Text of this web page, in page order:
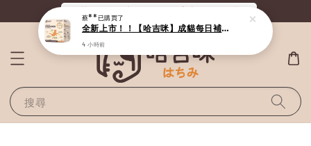
《滿800全站免運》給毛孩最好的選擇
搜尋
蔡**已購買了
全新上市！！【哈吉咪】成貓每日補給（30條 / 盒）
4 小時前